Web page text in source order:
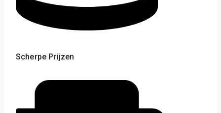
Scherpe Prijzen